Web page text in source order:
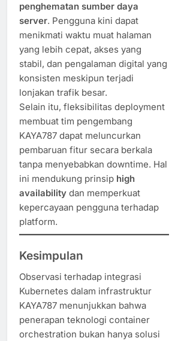
penghematan sumber daya
server. Pengguna kini dapat
menikmati waktu muat halaman
yang lebih cepat, akses yang
stabil, dan pengalaman digital yang
konsisten meskipun terjadi
lonjakan trafik besar.
Selain itu, fleksibilitas deployment
membuat tim pengembang
KAYA787 dapat meluncurkan
pembaruan fitur secara berkala
tanpa menyebabkan downtime. Hal
ini mendukung prinsip high
availability dan memperkuat
kepercayaan pengguna terhadap
platform.
Kesimpulan
Observasi terhadap integrasi
Kubernetes dalam infrastruktur
KAYA787 menunjukkan bahwa
penerapan teknologi container
orchestration bukan hanya solusi